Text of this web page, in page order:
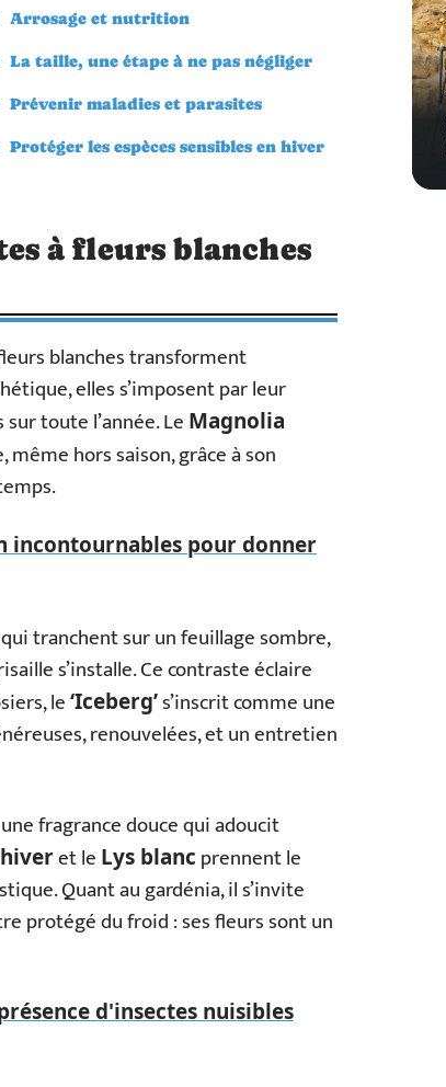
Arrosage et nutrition
La taille, une étape à ne pas négliger
Prévenir maladies et parasites
Protéger les espèces sensibles en hiver
à fleurs blanches
blanches transforment
elles s’imposent par leur
toute l’année. Le Magnolia
hors saison, grâce à son
incontournables pour donner
tranchent sur un feuillage sombre,
s’installe. Ce contraste éclaire
le‘Iceberg’s’inscrit comme une
renouvelées, et un entretien
fragrance douce qui adoucit
et le Lys blanc prennent le
Quant au gardénia, il s’invite
protégé du froid : ses fleurs sont un
d'insectes nuisibles